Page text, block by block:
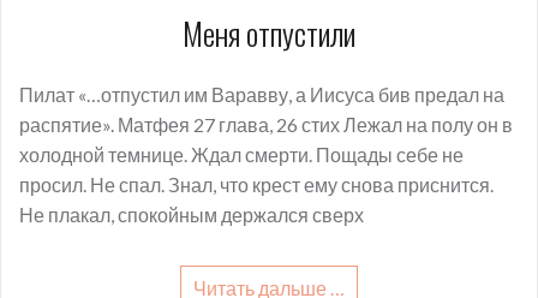
Меня отпустили
Пилат «…отпустил им Варавву, а Иисуса бив предал на
распятие». Матфея 27 глава, 26 стих Лежал на полу он в
холодной темнице. Ждал смерти. Пощады себе не
просил. Не спал. Знал, что крест ему снова приснится.
Не плакал, спокойным держался сверх
Читать дальше …